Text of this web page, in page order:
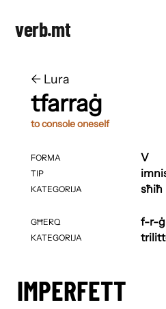
verb.mt
← ​​Lura
tfarraġ
to console oneself
FORMA
TIP
KATEGORIJA
GĦERQ
KATEGORIJA
V
sħiħ
f-r-ġ
IMPERFETT